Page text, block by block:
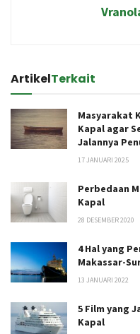
ArtikelTerkait
Masyarakat
Kapal agar
Jalannya
17 JANUARI 2025
Perbedaan
Kapal
28 DESEMBER 2020
4 Hal yang
Makassar-
13 JANUARI 2022
5 Film yang
Kapal